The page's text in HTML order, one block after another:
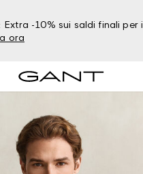
-10% sui saldi finali per i
ora